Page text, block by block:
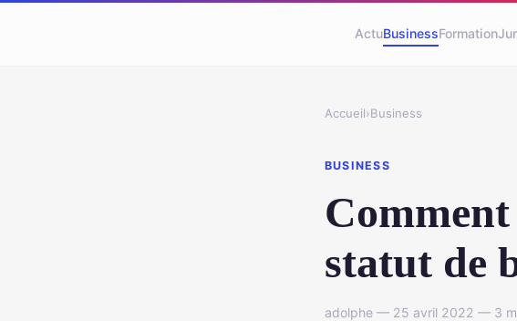
ActuBusinessFormation
Accueil›Business
BUSINESS
statut de
adolphe — 25 avril 2022 — 3